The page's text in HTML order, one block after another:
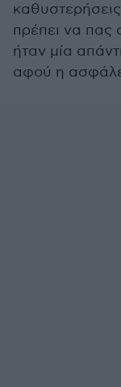
πρέπει να πας
ήταν μία
αφού η